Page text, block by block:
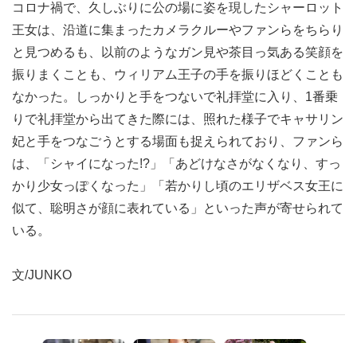
コロナ禍で、久しぶりに公の場に姿を現したシャーロット
王女は、沿道に集まったカメラクルーやファンらをちらり
と見つめるも、以前のようなガン見や茶目っ気ある笑顔を
振りまくことも、ウィリアム王子の手を振りほどくことも
なかった。しっかりと手をつないで礼拝堂に入り、1番乗
りで礼拝堂から出てきた際には、照れた様子でキャサリン
妃と手をつなごうとする場面も捉えられており、ファンら
は、「シャイになった!?」「あどけなさがなくなり、すっ
かり少女っぽくなった」「若かりし頃のエリザベス女王に
似て、聡明さが顔に表れている」といった声が寄せられて
いる。
文/JUNKO